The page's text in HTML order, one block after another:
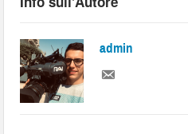
admin